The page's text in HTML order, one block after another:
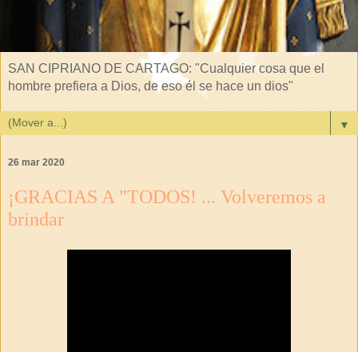
SAN CIPRIANO DE CARTAGO: "Cualquier cosa que el
hombre prefiera a Dios, de eso él se hace un dios"
▼
26 mar 2020
¡GRACIAS A "TODOS! ... Volveremos a
brindar